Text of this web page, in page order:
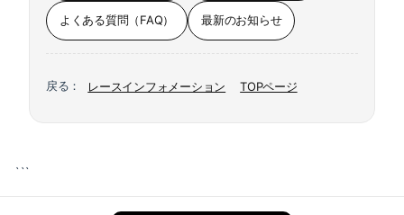
よくある質問（FAQ） 最新のお知らせ
戻る： レースインフォメーション TOPページ
```